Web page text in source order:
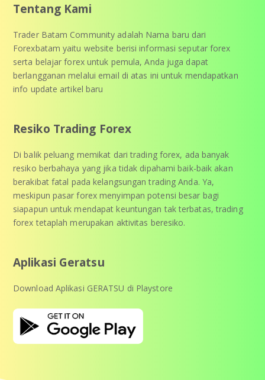
Tentang Kami
Trader Batam Community adalah Nama baru dari
Forexbatam yaitu website berisi informasi seputar forex
serta belajar forex untuk pemula, Anda juga dapat
berlangganan melalui email di atas ini untuk mendapatkan
info update artikel baru
Resiko Trading Forex
Di balik peluang memikat dari trading forex, ada banyak
resiko berbahaya yang jika tidak dipahami baik-baik akan
berakibat fatal pada kelangsungan trading Anda. Ya,
meskipun pasar forex menyimpan potensi besar bagi
siapapun untuk mendapat keuntungan tak terbatas, trading
forex tetaplah merupakan aktivitas beresiko.
Aplikasi Geratsu
Download Aplikasi GERATSU di Playstore